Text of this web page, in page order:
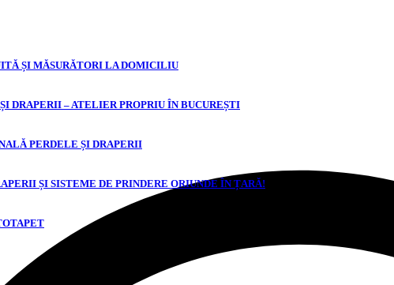
ȘI MĂSURĂTORI LA DOMICILIU
DRAPERII – ATELIER PROPRIU ÎN BUCUREȘTI
PERDELE ȘI DRAPERII
ȘI SISTEME DE PRINDERE ORIUNDE ÎN ȚARĂ!